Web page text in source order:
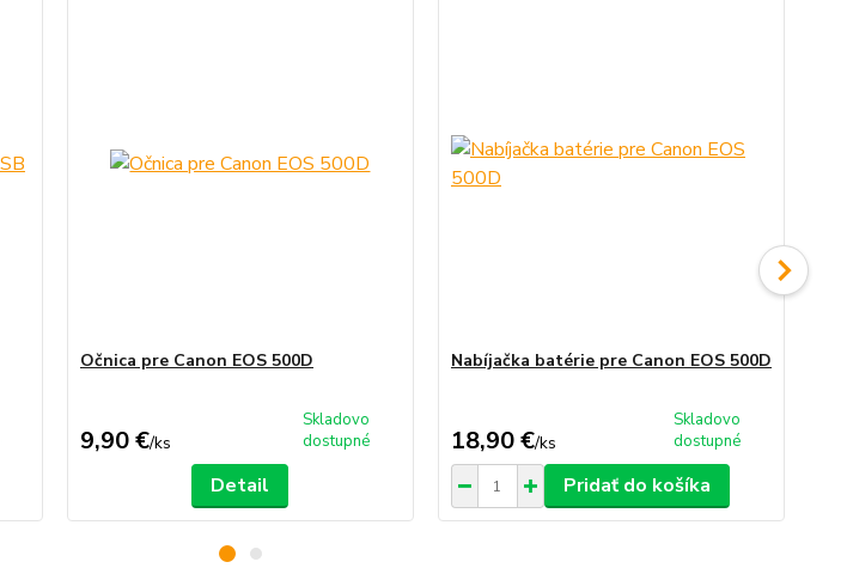
Očnica pre Canon EOS 500D
9,90 €/ks
Skladovo
dostupné
Detail
Nabíjačka batérie pre Canon EOS 500D
18,90 €/ks
Skladovo
dostupné
Pridať do košíka